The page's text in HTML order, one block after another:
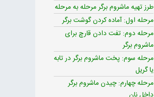
طرز تهیه ماشروم برگر مرحله به مرحله
مرحله اول: آماده کردن گوشت برگر
مرحله دوم: تفت دادن قارچ برای
ماشروم برگر
مرحله سوم: پخت ماشروم برگر در تابه
یا گریل
مرحله چهارم: چیدن ماشروم برگر